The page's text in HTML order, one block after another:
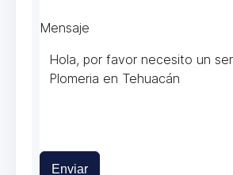
Mensaje
Enviar